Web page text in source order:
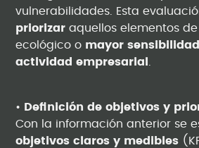
vulnerabilidades. Esta
priorizar aquellos elementos
ecológico o mayor
actividad empresarial
•
Definición de objetivos y
Con la información anterior se
objetivos claros y medibles